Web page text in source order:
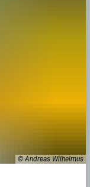
© Andreas Wilhelmus